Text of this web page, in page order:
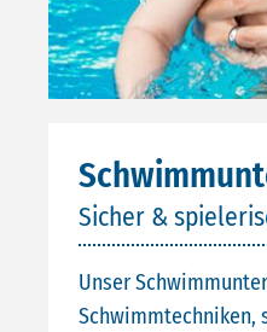
Sicher &
Unser
Schwimmtechniken,